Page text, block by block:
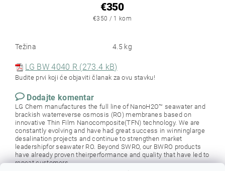
€350
€350 / 1 kom
Težina 4.5 kg
LG BW 4040 R (273.4 kB)
Budite prvi koji će objaviti članak za ovu stavku!
Dodajte komentar
LG Chem manufactures the full line of NanoH2O™ seawater and
brackish waterreverse osmosis (RO) membranes based on
innovative Thin Film Nanocomposite(TFN) technology. We are
constantly evolving and have had great success in winninglarge
desalination projects and continue to strengthen market
leadershipfor seawater RO. Beyond SWRO, our BWRO products
have already proven theirperformance and quality that have led to
repeat customers.